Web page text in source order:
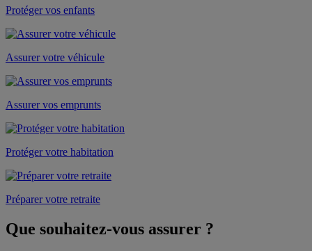
Protéger vos enfants
Assurer votre véhicule
Assurer vos emprunts
Protéger votre habitation
Préparer votre retraite
Que souhaitez-vous assurer ?